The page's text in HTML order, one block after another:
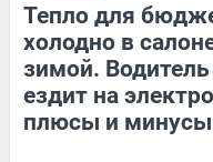
Тепло для
холодно в
зимой. Водитель
ездит на
плюсы и минусы